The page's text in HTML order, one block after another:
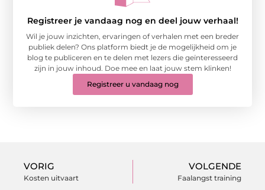
Registreer je vandaag nog en deel jouw verhaal!
Wil je jouw inzichten, ervaringen of verhalen met een breder
publiek delen? Ons platform biedt je de mogelijkheid om je
blog te publiceren en te delen met lezers die geïnteresseerd
zijn in jouw inhoud. Doe mee en laat jouw stem klinken!
Registreer u vandaag nog
VORIG
Kosten uitvaart
VOLGENDE
Faalangst training